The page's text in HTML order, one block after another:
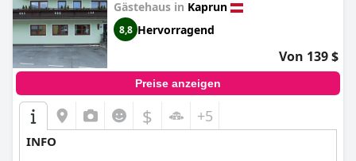
Gästehaus in Kaprun
8,8 Hervorragend
Von 139 $
Preise anzeigen
$ +5
INFO